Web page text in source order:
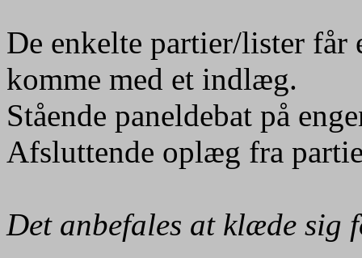
De enkelte partier/lister
komme med et indlæg.
Stående paneldebat på
Afsluttende oplæg fra
Det anbefales at klæde